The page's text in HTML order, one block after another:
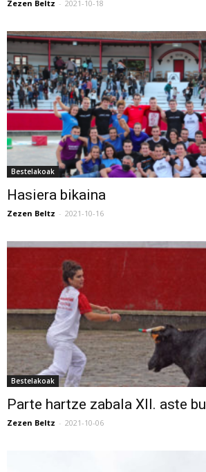
Zezen Beltz - 2021-10-18
Bestelakoak
Hasiera bikaina
Zezen Beltz - 2021-10-16
Bestelakoak
Parte hartze zabala XII. aste
Zezen Beltz - 2021-10-06